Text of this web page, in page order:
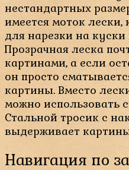
нестандартных
имеется моток лески,
для нарезки на
Прозрачная леска
картинами, а если
он просто
картины. Вместо
можно использовать
Стальной тросик с
выдерживает
Навигация по